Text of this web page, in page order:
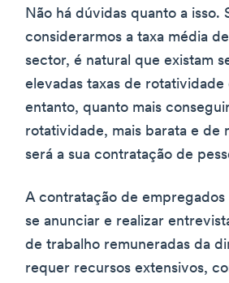
Não há dúvidas quanto a isso.
considerarmos a taxa média
sector, é natural que existam
elevadas taxas de rotatividade
entanto, quanto mais
rotatividade, mais barata e de
será a sua contratação de
A contratação de
se anunciar e realizar
de trabalho remuneradas da
requer recursos extensivos,